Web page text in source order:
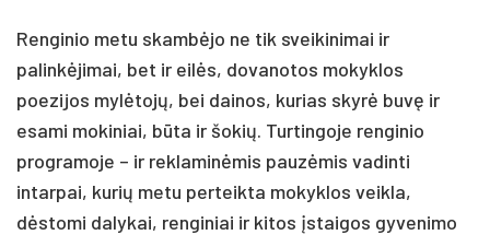
Renginio metu skambėjo ne tik sveikinimai ir
palinkėjimai, bet ir eilės, dovanotos mokyklos
poezijos mylėtojų, bei dainos, kurias skyrė buvę ir
esami mokiniai, būta ir šokių. Turtingoje renginio
programoje – ir reklaminėmis pauzėmis vadinti
intarpai, kurių metu perteikta mokyklos veikla,
dėstomi dalykai, renginiai ir kitos įstaigos gyvenimo